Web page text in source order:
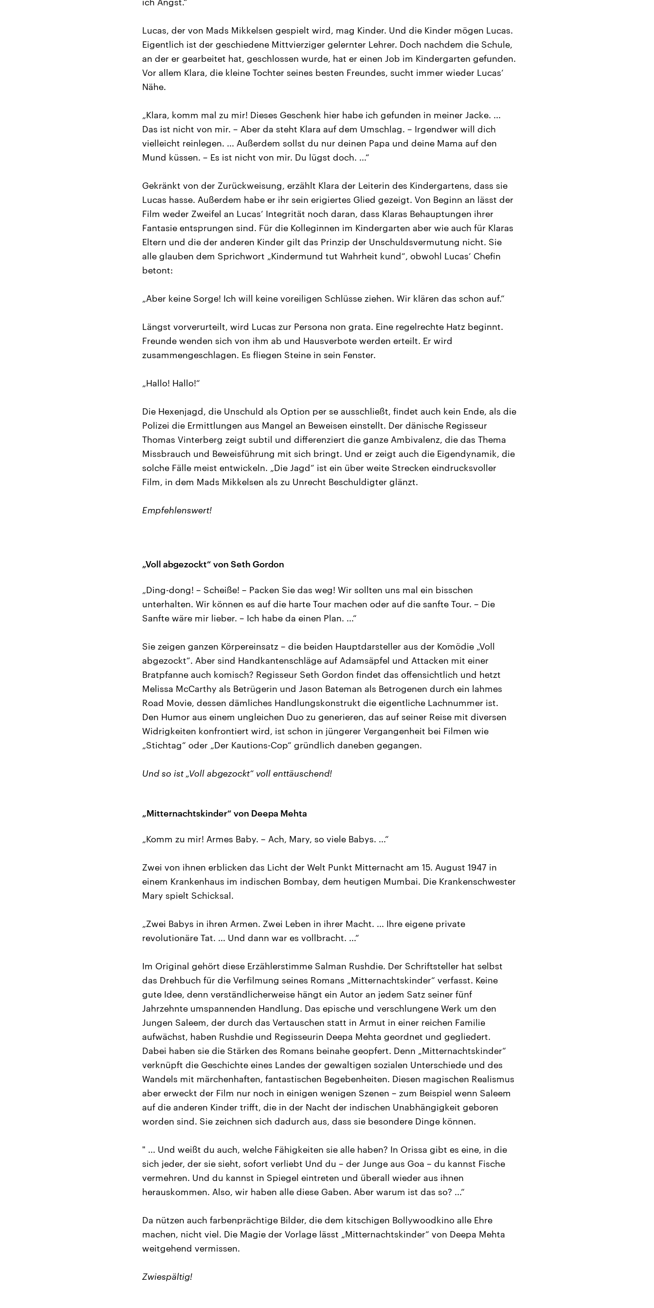
Lucas, der von Mads Mikkelsen gespielt wird, mag Kinder. Und die Kinder mögen Lucas.
Eigentlich ist der geschiedene Mittvierziger gelernter Lehrer. Doch nachdem die Schule,
an der er gearbeitet hat, geschlossen wurde, hat er einen Job im Kindergarten gefunden.
Vor allem Klara, die kleine Tochter seines besten Freundes, sucht immer wieder Lucas‘
Nähe.
„Klara, komm mal zu mir! Dieses Geschenk hier habe ich gefunden in meiner Jacke. ...
Das ist nicht von mir. – Aber da steht Klara auf dem Umschlag. – Irgendwer will dich
vielleicht reinlegen. ... Außerdem sollst du nur deinen Papa und deine Mama auf den
Mund küssen. – Es ist nicht von mir. Du lügst doch. ...“
Gekränkt von der Zurückweisung, erzählt Klara der Leiterin des Kindergartens, dass sie
Lucas hasse. Außerdem habe er ihr sein erigiertes Glied gezeigt. Von Beginn an lässt der
Film weder Zweifel an Lucas‘ Integrität noch daran, dass Klaras Behauptungen ihrer
Fantasie entsprungen sind. Für die Kolleginnen im Kindergarten aber wie auch für Klaras
Eltern und die der anderen Kinder gilt das Prinzip der Unschuldsvermutung nicht. Sie
alle glauben dem Sprichwort „Kindermund tut Wahrheit kund“, obwohl Lucas‘ Chefin
betont:
„Aber keine Sorge! Ich will keine voreiligen Schlüsse ziehen. Wir klären das schon auf.“
Längst vorverurteilt, wird Lucas zur Persona non grata. Eine regelrechte Hatz beginnt.
Freunde wenden sich von ihm ab und Hausverbote werden erteilt. Er wird
zusammengeschlagen. Es fliegen Steine in sein Fenster.
„Hallo! Hallo!“
Die Hexenjagd, die Unschuld als Option per se ausschließt, findet auch kein Ende, als die
Polizei die Ermittlungen aus Mangel an Beweisen einstellt. Der dänische Regisseur
Thomas Vinterberg zeigt subtil und differenziert die ganze Ambivalenz, die das Thema
Missbrauch und Beweisführung mit sich bringt. Und er zeigt auch die Eigendynamik, die
solche Fälle meist entwickeln. „Die Jagd“ ist ein über weite Strecken eindrucksvoller
Film, in dem Mads Mikkelsen als zu Unrecht Beschuldigter glänzt.
Empfehlenswert!
„Voll abgezockt“ von Seth Gordon
„Ding-dong! – Scheiße! – Packen Sie das weg! Wir sollten uns mal ein bisschen
unterhalten. Wir können es auf die harte Tour machen oder auf die sanfte Tour. – Die
Sanfte wäre mir lieber. – Ich habe da einen Plan. ...“
Sie zeigen ganzen Körpereinsatz – die beiden Hauptdarsteller aus der Komödie „Voll
abgezockt“. Aber sind Handkantenschläge auf Adamsäpfel und Attacken mit einer
Bratpfanne auch komisch? Regisseur Seth Gordon findet das offensichtlich und hetzt
Melissa McCarthy als Betrügerin und Jason Bateman als Betrogenen durch ein lahmes
Road Movie, dessen dämliches Handlungskonstrukt die eigentliche Lachnummer ist.
Den Humor aus einem ungleichen Duo zu generieren, das auf seiner Reise mit diversen
Widrigkeiten konfrontiert wird, ist schon in jüngerer Vergangenheit bei Filmen wie
„Stichtag“ oder „Der Kautions-Cop“ gründlich daneben gegangen.
Und so ist „Voll abgezockt“ voll enttäuschend!
„Mitternachtskinder“ von Deepa Mehta
„Komm zu mir! Armes Baby. – Ach, Mary, so viele Babys. ...“
Zwei von ihnen erblicken das Licht der Welt Punkt Mitternacht am 15. August 1947 in
einem Krankenhaus im indischen Bombay, dem heutigen Mumbai. Die Krankenschwester
Mary spielt Schicksal.
„Zwei Babys in ihren Armen. Zwei Leben in ihrer Macht. ... Ihre eigene private
revolutionäre Tat. ... Und dann war es vollbracht. ...“
Im Original gehört diese Erzählerstimme Salman Rushdie. Der Schriftsteller hat selbst
das Drehbuch für die Verfilmung seines Romans „Mitternachtskinder“ verfasst. Keine
gute Idee, denn verständlicherweise hängt ein Autor an jedem Satz seiner fünf
Jahrzehnte umspannenden Handlung. Das epische und verschlungene Werk um den
Jungen Saleem, der durch das Vertauschen statt in Armut in einer reichen Familie
aufwächst, haben Rushdie und Regisseurin Deepa Mehta geordnet und gegliedert.
Dabei haben sie die Stärken des Romans beinahe geopfert. Denn „Mitternachtskinder“
verknüpft die Geschichte eines Landes der gewaltigen sozialen Unterschiede und des
Wandels mit märchenhaften, fantastischen Begebenheiten. Diesen magischen Realismus
aber erweckt der Film nur noch in einigen wenigen Szenen – zum Beispiel wenn Saleem
auf die anderen Kinder trifft, die in der Nacht der indischen Unabhängigkeit geboren
worden sind. Sie zeichnen sich dadurch aus, dass sie besondere Dinge können.
" ... Und weißt du auch, welche Fähigkeiten sie alle haben? In Orissa gibt es eine, in die
sich jeder, der sie sieht, sofort verliebt Und du – der Junge aus Goa – du kannst Fische
vermehren. Und du kannst in Spiegel eintreten und überall wieder aus ihnen
herauskommen. Also, wir haben alle diese Gaben. Aber warum ist das so? ...“
Da nützen auch farbenprächtige Bilder, die dem kitschigen Bollywoodkino alle Ehre
machen, nicht viel. Die Magie der Vorlage lässt „Mitternachtskinder“ von Deepa Mehta
weitgehend vermissen.
Zwiespältig!